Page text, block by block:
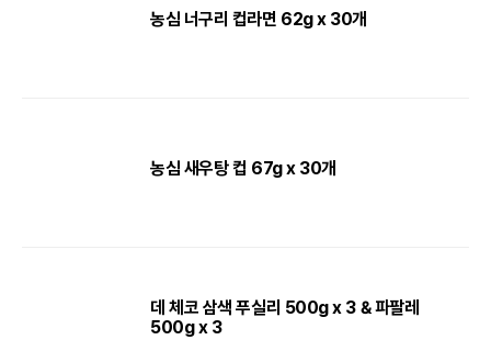
농심 너구리 컵라면 62g x 30개
농심 새우탕 컵 67g x 30개
데 체코 삼색 푸실리 500g x 3 & 파팔레
500g x 3